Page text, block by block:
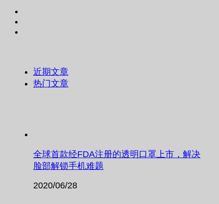
近期文章
热门文章
全球首款经FDA注册的透明口罩上市，解决
脸部解锁手机难题
2020/06/28